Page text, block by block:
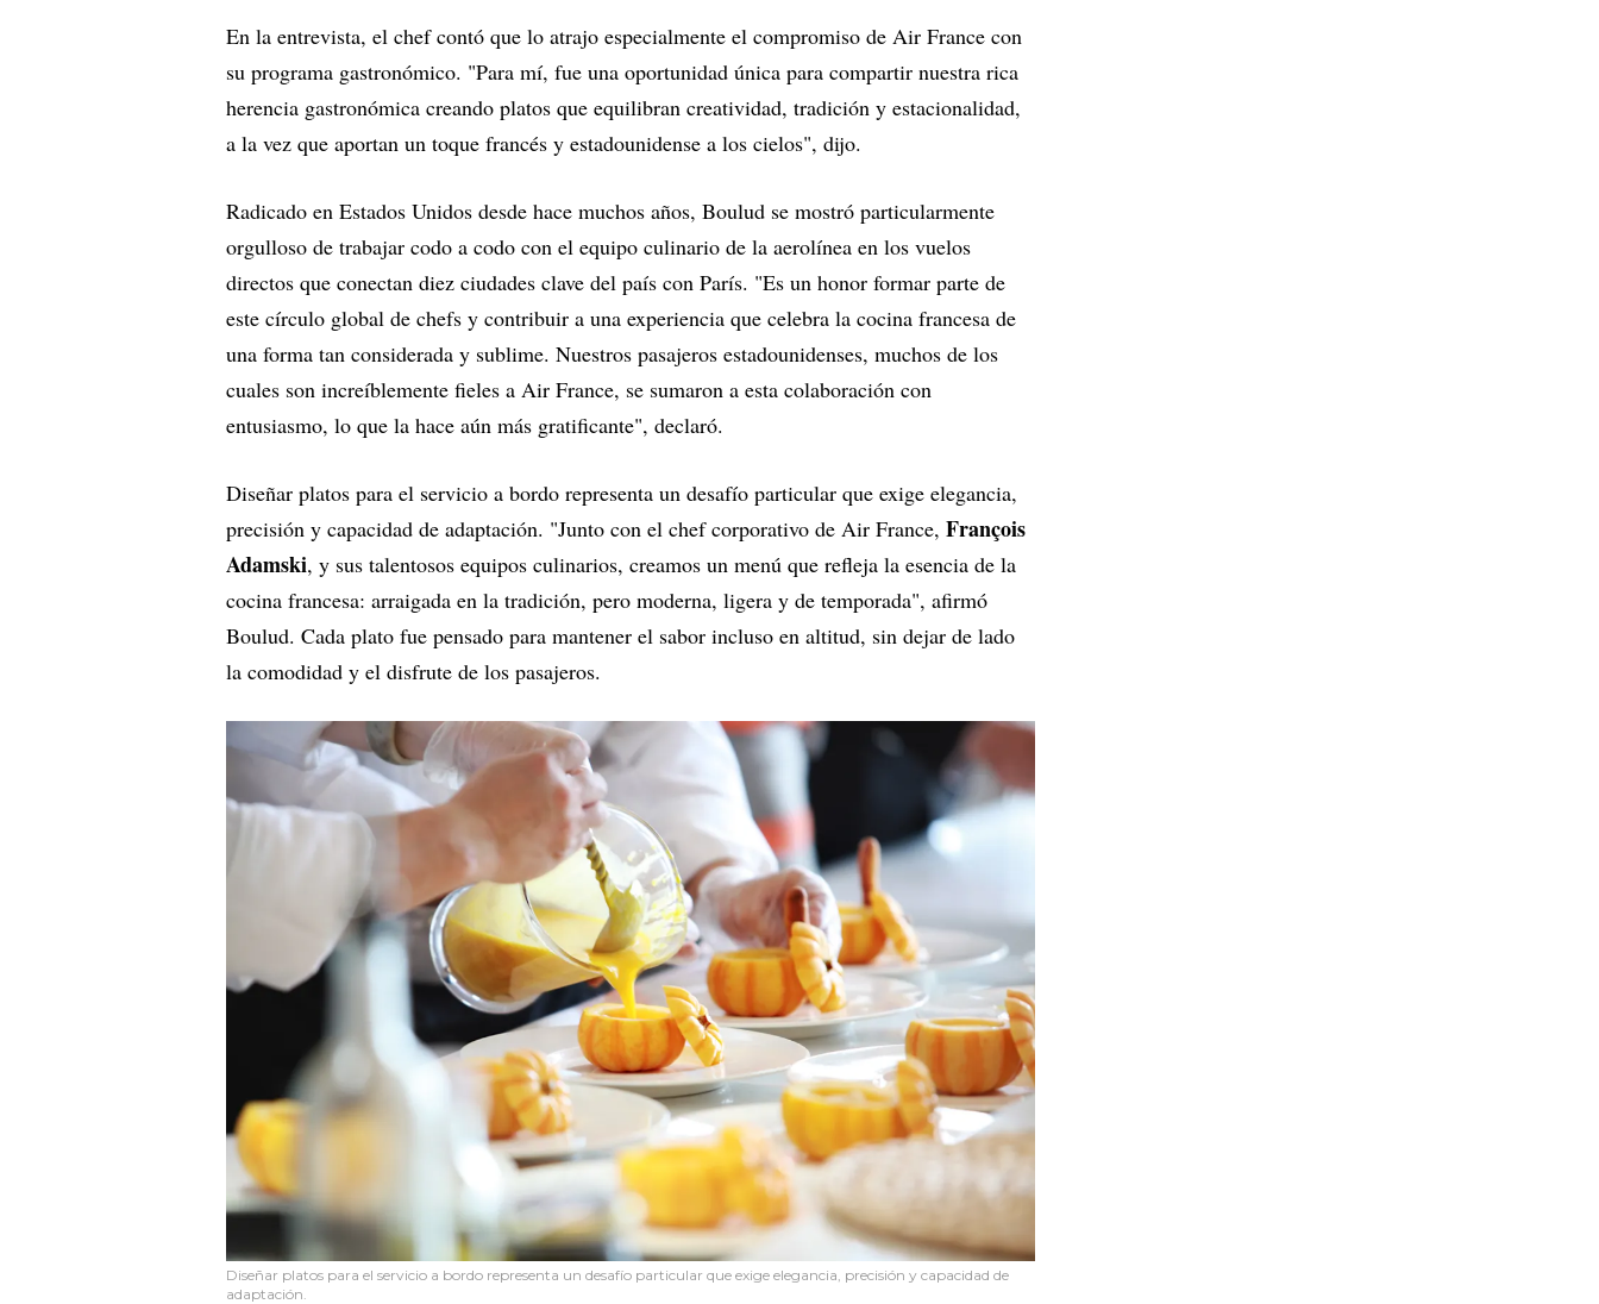
En la entrevista, el chef contó que lo atrajo especialmente el compromiso de Air France con
su programa gastronómico. "Para mí, fue una oportunidad única para compartir nuestra rica
herencia gastronómica creando platos que equilibran creatividad, tradición y estacionalidad,
a la vez que aportan un toque francés y estadounidense a los cielos", dijo.
Radicado en Estados Unidos desde hace muchos años, Boulud se mostró particularmente
orgulloso de trabajar codo a codo con el equipo culinario de la aerolínea en los vuelos
directos que conectan diez ciudades clave del país con París. "Es un honor formar parte de
este círculo global de chefs y contribuir a una experiencia que celebra la cocina francesa de
una forma tan considerada y sublime. Nuestros pasajeros estadounidenses, muchos de los
cuales son increíblemente fieles a Air France, se sumaron a esta colaboración con
entusiasmo, lo que la hace aún más gratificante", declaró.
Diseñar platos para el servicio a bordo representa un desafío particular que exige elegancia,
precisión y capacidad de adaptación. "Junto con el chef corporativo de Air France, François
Adamski, y sus talentosos equipos culinarios, creamos un menú que refleja la esencia de la
cocina francesa: arraigada en la tradición, pero moderna, ligera y de temporada", afirmó
Boulud. Cada plato fue pensado para mantener el sabor incluso en altitud, sin dejar de lado
la comodidad y el disfrute de los pasajeros.
Diseñar platos para el servicio a bordo representa un desafío particular que exige elegancia, precisión y capacidad de
adaptación.